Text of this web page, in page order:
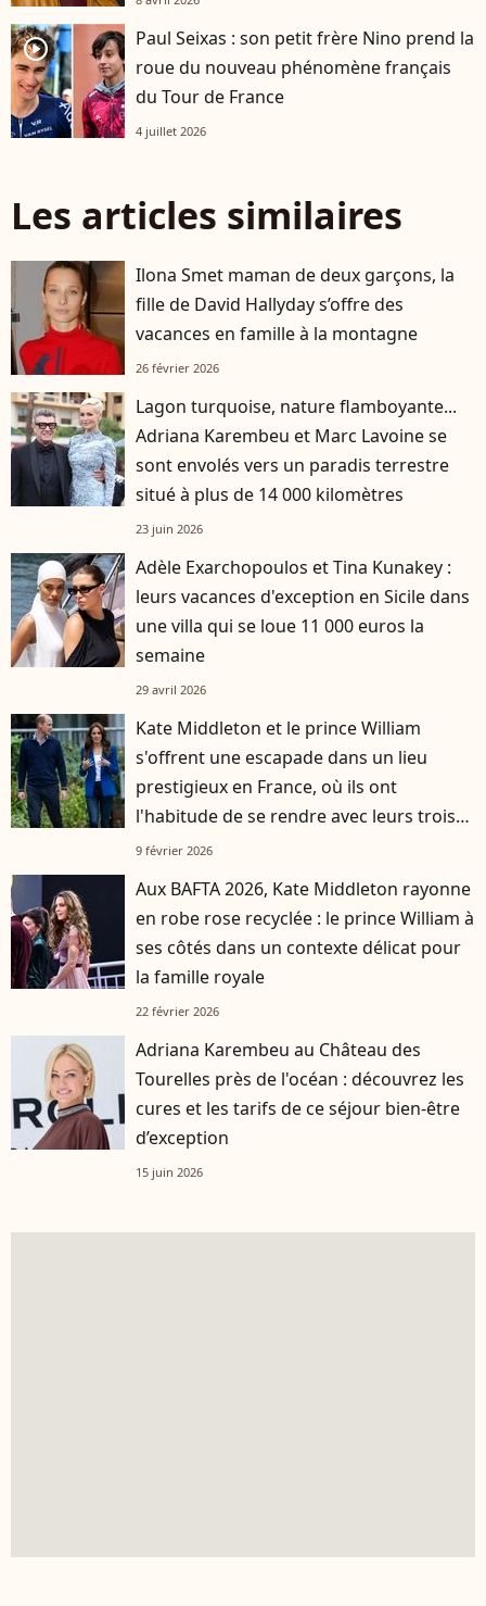
player2
Paul Seixas : son petit frère Nino prend la
roue du nouveau phénomène français
du Tour de France
4 juillet 2026
Les articles similaires
Ilona Smet maman de deux garçons, la
fille de David Hallyday s’offre des
vacances en famille à la montagne
26 février 2026
Lagon turquoise, nature flamboyante...
Adriana Karembeu et Marc Lavoine se
sont envolés vers un paradis terrestre
situé à plus de 14 000 kilomètres
23 juin 2026
Adèle Exarchopoulos et Tina Kunakey :
leurs vacances d'exception en Sicile dans
une villa qui se loue 11 000 euros la
semaine
29 avril 2026
Kate Middleton et le prince William
s'offrent une escapade dans un lieu
prestigieux en France, où ils ont
l'habitude de se rendre avec leurs trois
enfants
9 février 2026
Aux BAFTA 2026, Kate Middleton rayonne
en robe rose recyclée : le prince William à
ses côtés dans un contexte délicat pour
la famille royale
22 février 2026
Adriana Karembeu au Château des
Tourelles près de l'océan : découvrez les
cures et les tarifs de ce séjour bien-être
d’exception
15 juin 2026